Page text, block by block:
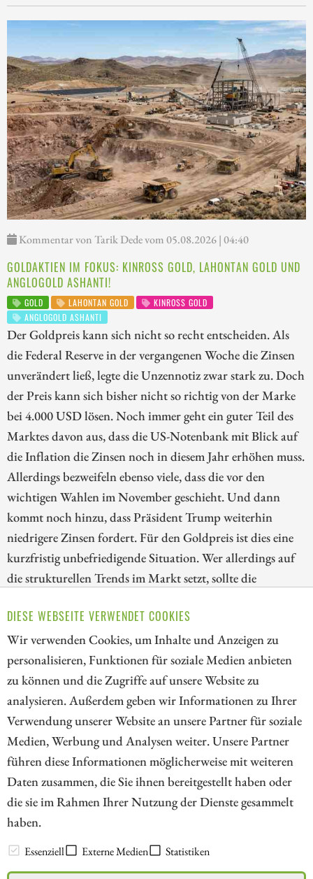
DIESE WEBSEITE VERWENDET COOKIES
Wir verwenden Cookies, um Inhalte und Anzeigen zu
personalisieren, Funktionen für soziale Medien anbieten
zu können und die Zugriffe auf unsere Website zu
analysieren. Außerdem geben wir Informationen zu Ihrer
Verwendung unserer Website an unsere Partner für soziale
Medien, Werbung und Analysen weiter. Unsere Partner
führen diese Informationen möglicherweise mit weiteren
Daten zusammen, die Sie ihnen bereitgestellt haben oder
die sie im Rahmen Ihrer Nutzung der Dienste gesammelt
haben.
Essenziell Externe Medien Statistiken
Kommentar von Tarik Dede vom 05.08.2026 | 04:40
GOLDAKTIEN IM FOKUS: KINROSS GOLD, LAHONTAN GOLD UND
ANGLOGOLD ASHANTI!
GOLD LAHONTAN GOLD
KINROSS GOLD
ANGLOGOLD ASHANTI
Der Goldpreis kann sich nicht so recht entscheiden. Als
die Federal Reserve in der vergangenen Woche die Zinsen
unverändert ließ, legte die Unzennotiz zwar stark zu. Doch
der Preis kann sich bisher nicht so richtig von der Marke
bei 4.000 USD lösen. Noch immer geht ein guter Teil des
Marktes davon aus, dass die US-Notenbank mit Blick auf
die Inflation die Zinsen noch in diesem Jahr erhöhen muss.
Allerdings bezweifeln ebenso viele, dass die vor den
wichtigen Wahlen im November geschieht. Und dann
kommt noch hinzu, dass Präsident Trump weiterhin
niedrigere Zinsen fordert. Für den Goldpreis ist dies eine
kurzfristig unbefriedigende Situation. Wer allerdings auf
die strukturellen Trends im Markt setzt, sollte die
heute auf die Papiere von Kinross Gold, Lahontan Gold
und AngloGold Ashanti!
ZUM KOMMENTAR
// kapitalerhoehungen.de - © 2026 - Die Informationsplattform für
Investoren und Unternehmen rund um Kapitalerhöhung, Kapitalmarkt
und Unternehmensfinanzierung
LEXIKON